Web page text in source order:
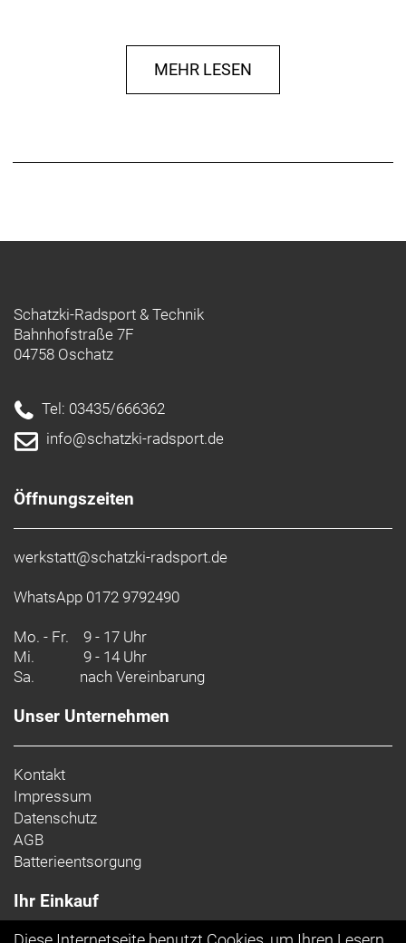
Griffe: FOCUS Locker SL
Lenker: Aluminium, 800 mm, rise: 30 mm,
MT171, 31.6 mm
Getriebe: vorne: 32, hinten: 11-50
Gewicht (inkl. Akku; in kg): 20,2 kg
Radgröße (in Zoll): 29"
Akkuposition: Downtube, integrated
Tretlager: Integriert in Mittelmotor
brake
Bremsystem: SRAM DB8, 4-piston, hydraulic disc
brake
Kette: SRAM SX Eagle, 12-speed
Kurbelsatz: Samox EC40 ISIS
Rahmenmaterial: Carbon
MEHR LESEN
Schatzki-Radsport & Technik
Bahnhofstraße 7F
04758 Oschatz
Tel: 03435/666362
info@schatzki-radsport.de
Öffnungszeiten
werkstatt@schatzki-radsport.de
WhatsApp 0172 9792490
Mo. - Fr. 9 - 17 Uhr
Mi.
9 - 14 Uhr
Sa.
nach Vereinbarung
Unser Unternehmen
Kontakt
Impressum
Datenschutz
AGB
Batterieentsorgung
Ihr Einkauf